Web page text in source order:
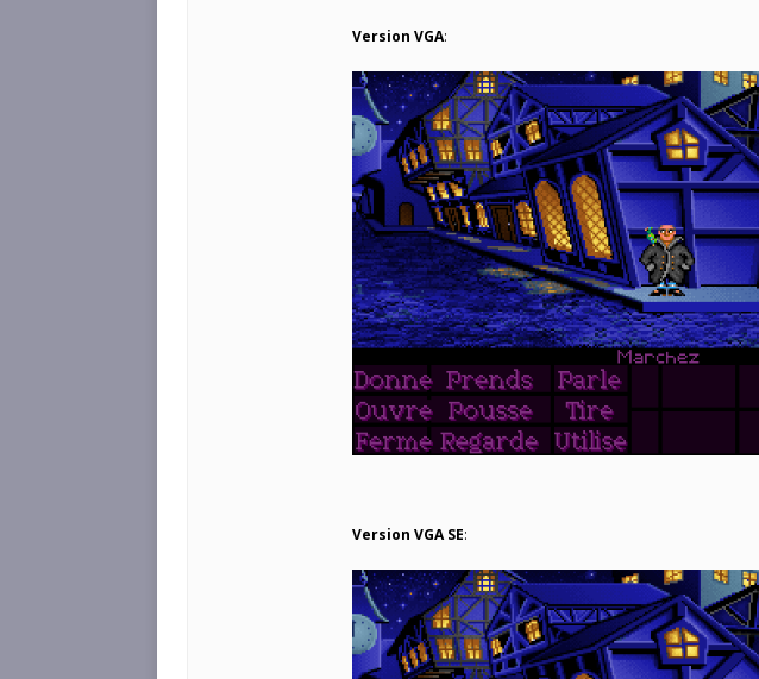
Version VGA:
Version VGA SE: